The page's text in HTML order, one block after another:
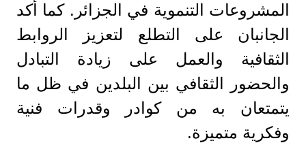
المشروعات التنموية في الجزائر. كما أكد
الجانبان على التطلع لتعزيز الروابط
الثقافية والعمل على زيادة التبادل
والحضور الثقافي بين البلدين في ظل ما
يتمتعان به من كوادر وقدرات فنية
وفكرية متميزة.